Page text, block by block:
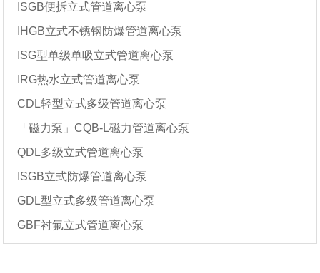
ISGB便拆立式管道离心泵
IHGB立式不锈钢防爆管道离心泵
ISG型单级单吸立式管道离心泵
IRG热水立式管道离心泵
CDL轻型立式多级管道离心泵
「磁力泵」CQB-L磁力管道离心泵
QDL多级立式管道离心泵
ISGB立式防爆管道离心泵
GDL型立式多级管道离心泵
GBF衬氟立式管道离心泵